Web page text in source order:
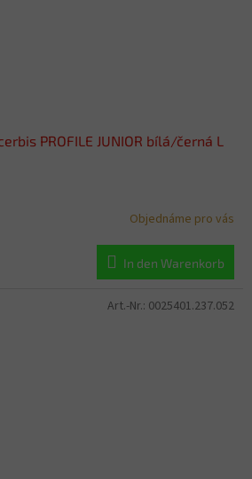
PROFILE JUNIOR bílá/černá L
Objednáme pro vás
In den Warenkorb
Art.-Nr.: 0025401.237.052